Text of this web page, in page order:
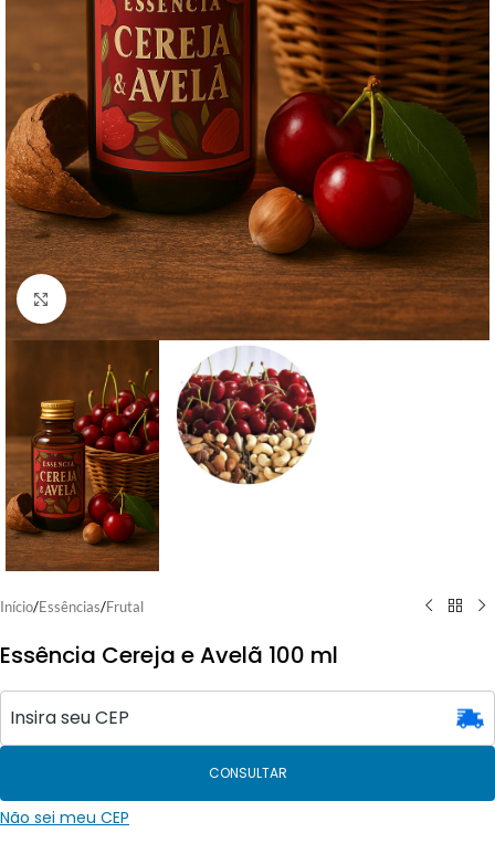
Clique para ampliar
Início/Essências/Frutal
Essência Cereja e Avelã 100 ml
CONSULTAR
Não sei meu CEP